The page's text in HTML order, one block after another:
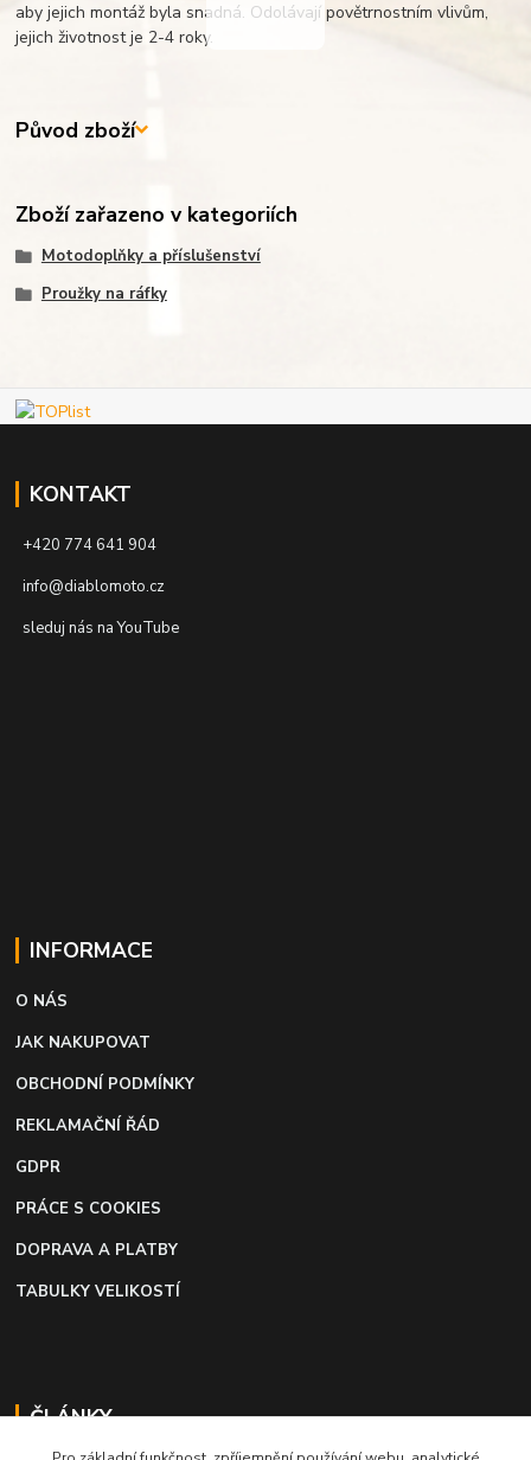
aby jejich montáž byla snadná. Odolávají povětrnostním vlivům,
jejich životnost je 2-4 roky.
Původ zboží
Zboží zařazeno v kategoriích
Motodoplňky a příslušenství
Proužky na ráfky
KONTAKT
+420 774 641 904
info@diablomoto.cz
sleduj nás na YouTube
INFORMACE
O NÁS
JAK NAKUPOVAT
OBCHODNÍ PODMÍNKY
REKLAMAČNÍ ŘÁD
GDPR
PRÁCE S COOKIES
DOPRAVA A PLATBY
TABULKY VELIKOSTÍ
ČLÁNKY